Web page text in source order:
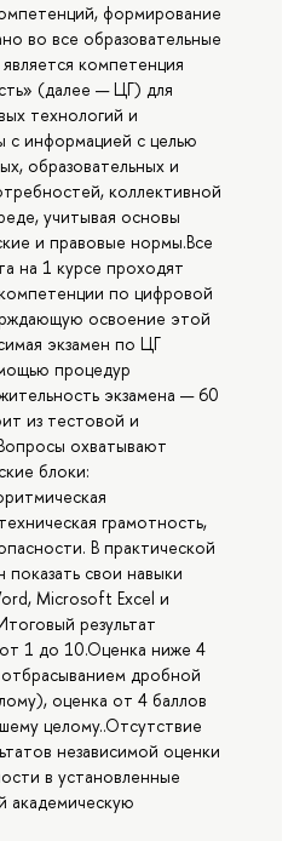
формирование
во все образовательные
компетенция
(далее — ЦГ) для
технологий и
с информацией с целью
образовательных и
коллективной
учитывая основы
и правовые нормы.Все
на 1 курсе проходят
по цифровой
освоение этой
экзамен по ЦГ
процедур
экзамена — 60
из тестовой и
охватывают
блоки:
грамотность,
В практической
свои навыки
Microsoft Excel и
результат
1 до 10.Оценка ниже 4
отбрасыванием дробной
оценка от 4 баллов
целому..Отсутствие
независимой оценки
в установленные
академическую